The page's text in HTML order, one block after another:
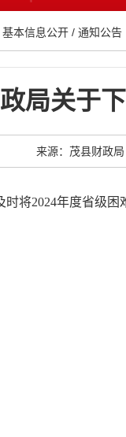
基本信息公开 / 通知公告
局关于
来源：茂县财政局
时将2024年度省级 困